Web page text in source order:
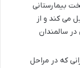
بیمارستانی
می کند و از
سالمندان
که در مراحل